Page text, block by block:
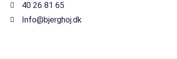
40 26 81 65
Info@bjerghoj.dk